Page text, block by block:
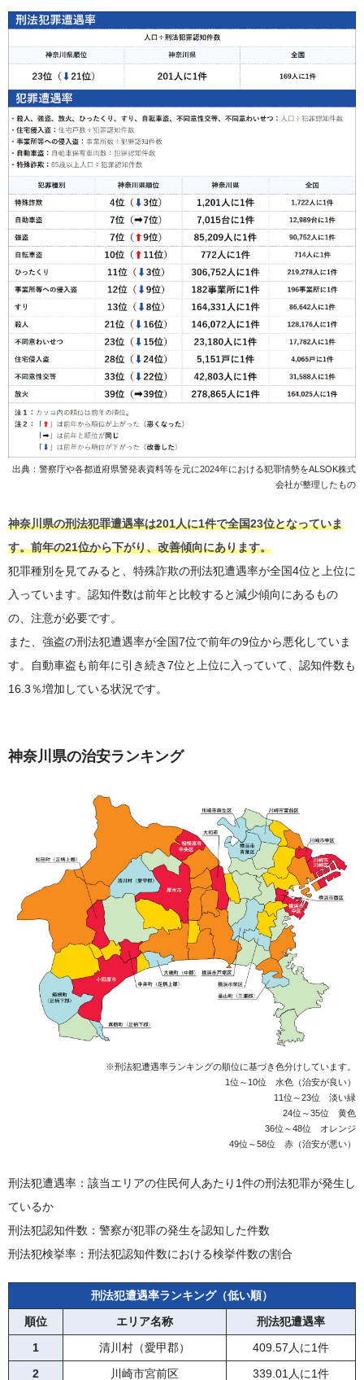
出典：警察庁や各都道府県警発表資料等を元に2024年における犯罪情勢をALSOK株式
会社が整理したもの
神奈川県の刑法犯罪遭遇率は201人に1件で全国23位となっていま
す。前年の21位から下がり、改善傾向にあります。
犯罪種別を見てみると、特殊詐欺の刑法犯遭遇率が全国4位と上位に
入っています。認知件数は前年と比較すると減少傾向にあるもの
の、注意が必要です。
また、強盗の刑法犯遭遇率が全国7位で前年の9位から悪化していま
す。自動車盗も前年に引き続き7位と上位に入っていて、認知件数も
16.3％増加している状況です。
神奈川県の治安ランキング
※刑法犯遭遇率ランキングの順位に基づき色分けしています。
1位～10位 水色（治安が良い）
11位～23位 淡い緑
24位～35位 黄色
36位～48位 オレンジ
49位～58位 赤（治安が悪い）
刑法犯遭遇率：該当エリアの住民何人あたり1件の刑法犯罪が発生し
ているか
刑法犯認知件数：警察が犯罪の発生を認知した件数
刑法犯検挙率：刑法犯認知件数における検挙件数の割合
刑法犯遭遇率ランキング（低い順）
順位
エリア名称
刑法犯遭遇率
1
清川村（愛甲郡）
409.57人に1件
2
川崎市宮前区 339.01人に1件